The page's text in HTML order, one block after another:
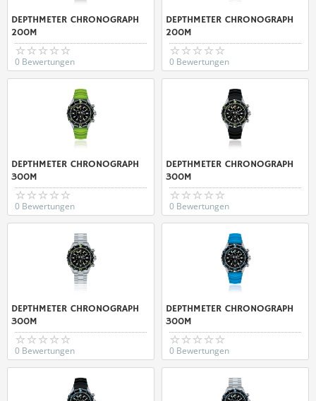
DEPTHMETER CHRONOGRAPH
200M
0 Bewertungen
DEPTHMETER CHRONOGRAPH
200M
0 Bewertungen
DEPTHMETER CHRONOGRAPH
300M
0 Bewertungen
DEPTHMETER CHRONOGRAPH
300M
0 Bewertungen
DEPTHMETER CHRONOGRAPH
300M
0 Bewertungen
DEPTHMETER CHRONOGRAPH
300M
0 Bewertungen